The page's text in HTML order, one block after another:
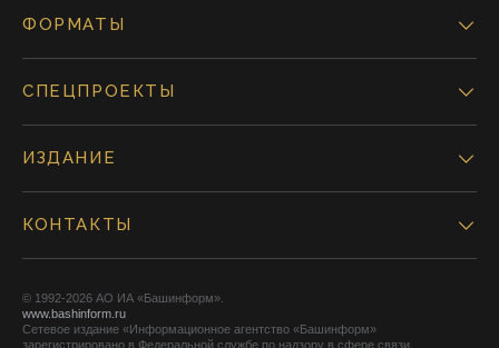
ФОРМАТЫ
СПЕЦПРОЕКТЫ
ИЗДАНИЕ
КОНТАКТЫ
© 1992-2026 АО ИА «Башинформ».
www.bashinform.ru
Сетевое издание «Информационное агентство «Башинформ»
зарегистрировано в Федеральной службе по надзору в сфере связи,